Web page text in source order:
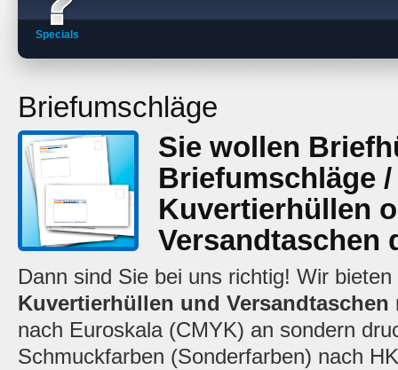
Specials
Briefumschläge
Sie wollen
Briefumschläge
Kuvertierhüllen
Versandtaschen
Dann sind Sie bei uns richtig! Wir bieten
Kuvertierhüllen und Versandtaschen
nach Euroskala (CMYK) an sondern
Schmuckfarben (Sonderfarben) nach